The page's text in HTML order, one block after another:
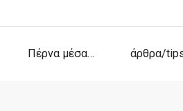
Πέρνα μέσα… άρθρα/